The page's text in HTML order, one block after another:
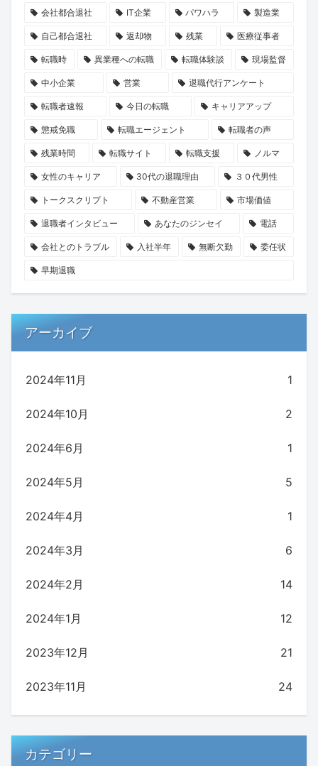
会社都合退社 IT企業 パワハラ 製造業
自己都合退社 返却物 残業 医療従事者
転職時 異業種への転職 転職体験談 現場監督
中小企業 営業 退職代行アンケート
転職者速報 今日の転職 キャリアアップ
懲戒免職 転職エージェント 転職者の声
残業時間 転職サイト 転職支援 ノルマ
女性のキャリア 30代の退職理由 ３０代男性
トークスクリプト 不動産営業 市場価値
退職者インタビュー あなたのジンセイ 電話
会社とのトラブル 入社半年 無断欠勤 委任状
早期退職
アーカイブ
2024年11月 1
2024年10月 2
2024年6月 1
2024年5月 5
2024年4月 1
2024年3月 6
2024年2月 14
2024年1月 12
2023年12月 21
2023年11月 24
カテゴリー